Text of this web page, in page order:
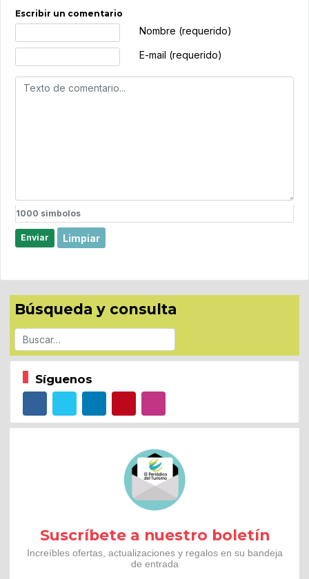
Escribir un comentario
Nombre (requerido)
E-mail (requerido)
1000 simbolos
Enviar Limpiar
Búsqueda y consulta
Buscar
Síguenos
Suscríbete a nuestro boletín
Increíbles ofertas, actualizaciones y regalos en su bandeja
de entrada